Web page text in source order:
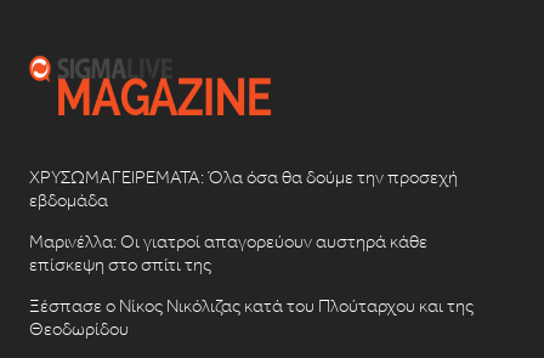
ΧΡΥΣΩΜΑΓΕΙΡΕΜΑΤΑ: Όλα όσα θα δούμε την προσεχή
εβδομάδα
Μαρινέλλα: Οι γιατροί απαγορεύουν αυστηρά κάθε
επίσκεψη στο σπίτι της
Ξέσπασε ο Νίκος Νικόλιζας κατά του Πλούταρχου και της
Θεοδωρίδου